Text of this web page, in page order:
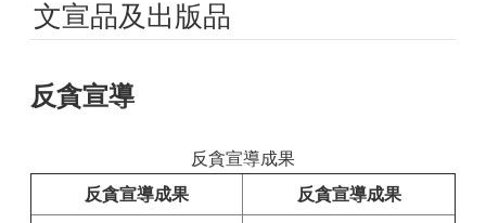
文宣品及出版品
反貪宣導
反貪宣導成果 反貪宣導成果
反貪宣導成果